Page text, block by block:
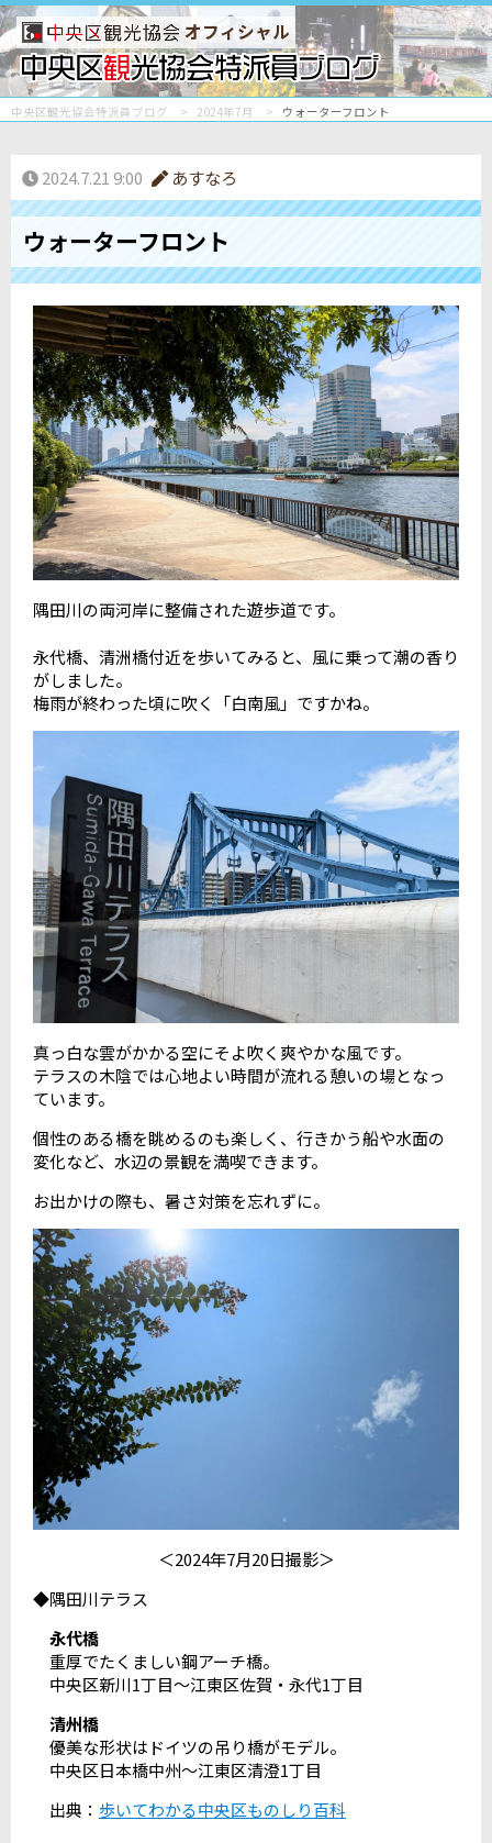
オフィシャル
中央区観光協会特派員ブログ 2024年7月 ウォーターフロント
2024.7.21 9:00 あすなろ
ウォーターフロント
隅田川の両河岸に整備された遊歩道です。
永代橋、清洲橋付近を歩いてみると、風に乗って潮の香り
がしました。
梅雨が終わった頃に吹く「白南風」ですかね。
真っ白な雲がかかる空にそよ吹く爽やかな風です。
テラスの木陰では心地よい時間が流れる憩いの場となっ
ています。
個性のある橋を眺めるのも楽しく、行きかう船や水面の
変化など、水辺の景観を満喫できます。
お出かけの際も、暑さ対策を忘れずに。
＜2024年7月20日撮影＞
◆隅田川テラス
永代橋
重厚でたくましい鋼アーチ橋。
中央区新川1丁目～江東区佐賀・永代1丁目
清州橋
優美な形状はドイツの吊り橋がモデル。
中央区日本橋中州～江東区清澄1丁目
出典： 歩いてわかる中央区ものしり百科